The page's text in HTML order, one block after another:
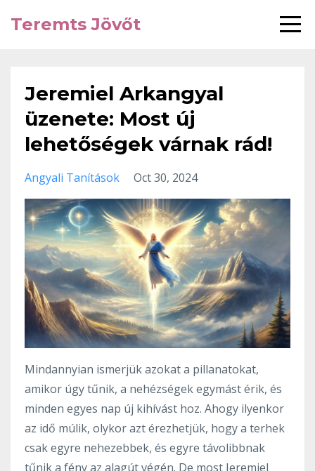
Teremts Jövőt
Jeremiel Arkangyal
üzenete: Most új
lehetőségek várnak rád!
Angyali Tanítások Oct 30, 2024
Mindannyian ismerjük azokat a pillanatokat,
amikor úgy tűnik, a nehézségek egymást érik, és
minden egyes nap új kihívást hoz. Ahogy ilyenkor
az idő múlik, olykor azt érezhetjük, hogy a terhek
csak egyre nehezebbek, és egyre távolibbnak
tűnik a fény az alagút végén. De most Jeremiel